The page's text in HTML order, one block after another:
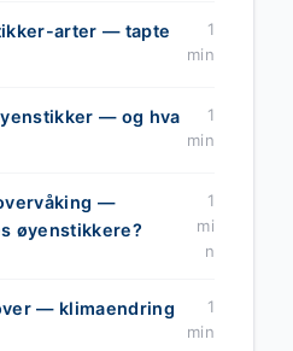
arter — tapte
1
min
— og hva
1
min
—
øyenstikkere?
1
mi
n
— klimaendring
1
min